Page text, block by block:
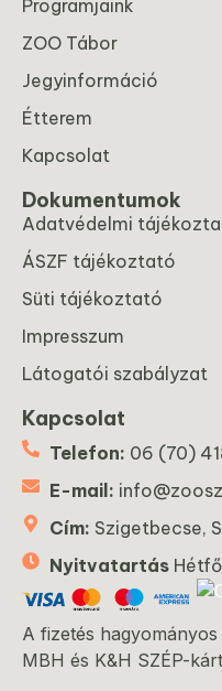
Programjaink
ZOO Tábor
Jegyinformáció
Étterem
Kapcsolat
Dokumentumok
Adatvédelmi
ÁSZF tájékoztató
Süti tájékoztató
Impresszum
Látogatói szabályzat
Kapcsolat
Telefon: 06 (70)
E-mail:
Cím: Szigetbecse,
Nyitvatartás
A fizetés
MBH és K&H SZÉP-